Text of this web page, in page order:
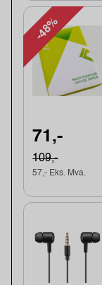
-48%
71,-
109,-
57,- Eks. Mva.